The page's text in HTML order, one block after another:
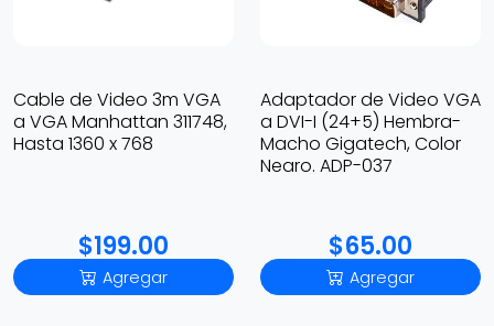
Cable de Video 3m VGA
a VGA Manhattan 311748,
Hasta 1360 x 768
$199.00
Agregar
Adaptador de Video VGA
a DVI-I (24+5) Hembra-
Macho Gigatech, Color
Negro. ADP-037
$65.00
Agregar